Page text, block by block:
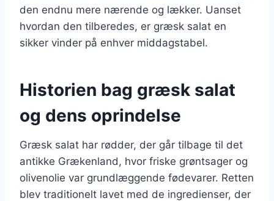
den endnu mere nærende og lækker. Uanset
hvordan den tilberedes, er græsk salat en
sikker vinder på enhver middagstabel.
Historien bag græsk salat
og dens oprindelse
Græsk salat har rødder, der går tilbage til det
antikke Grækenland, hvor friske grøntsager og
olivenolie var grundlæggende fødevarer. Retten
blev traditionelt lavet med de ingredienser, der